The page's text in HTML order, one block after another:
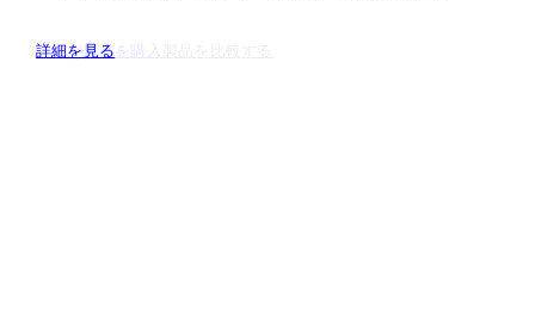
今すぐ製品を購入
今すぐ製品を購入
今すぐ製品を購入
詳細を見る